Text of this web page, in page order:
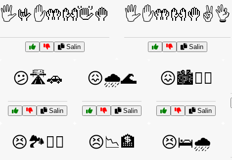
🖐️🤟✋🤲👐👋🤚
Salin
🖐️✋🤲👐🤚✌️👌
Salin
😕🛣️🚗
Salin
😖🌧️🌊
Salin
😖🏙️🚶‍♂️
Salin
😣🏞️🧗‍♂️ 😣📉🏦 😣🛌🌧️